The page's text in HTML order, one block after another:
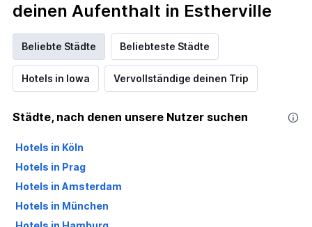
deinen Aufenthalt in Estherville
Beliebte Städte Beliebteste Städte
Hotels in Iowa Vervollständige deinen Trip
Städte, nach denen unsere Nutzer suchen
Hotels in Köln
Hotels in Prag
Hotels in Amsterdam
Hotels in München